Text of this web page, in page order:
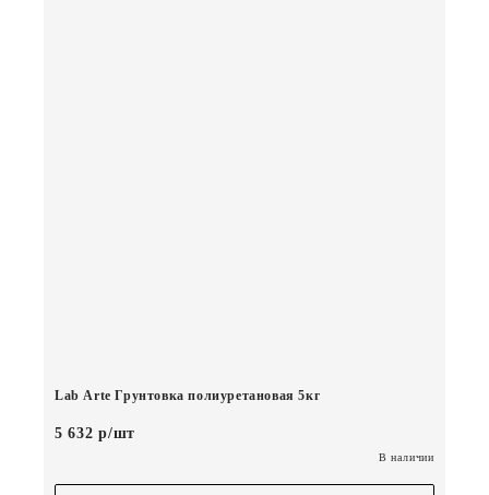
Lab Arte Грунтовка полиуретановая 5кг
5 632 р/шт
В наличии